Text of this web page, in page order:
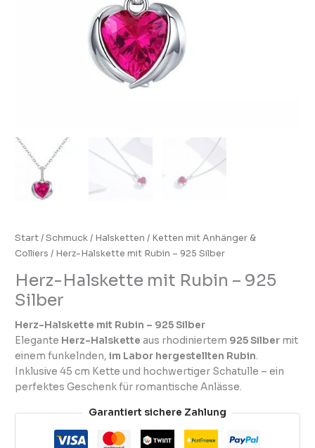
Start/Schmuck/ Halsketten / Ketten mit Anhänger &
Colliers / Herz-Halskette mit Rubin – 925 Silber
Herz-Halskette mit Rubin – 925
Silber
Herz-Halskette mit Rubin – 925 Silber
Elegante Herz-Halskette aus rhodiniertem 925 Silber mit
einem funkelnden,im Labor hergestellten Rubin.
Inklusive 45 cm Kette und hochwertiger Schatulle – ein
perfektes Geschenk für romantische Anlässe.
Garantiert sichere Zahlung